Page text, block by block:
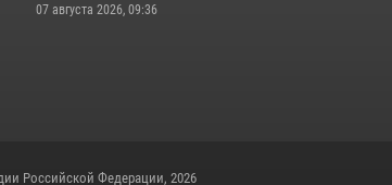
07 августа 2026, 09:36
Российской Федерации, 2026